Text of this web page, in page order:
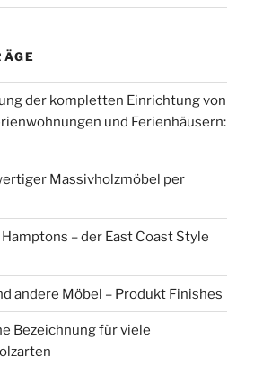
der kompletten Einrichtung von
und Ferienhäusern:
Massivholzmöbel per
– der East Coast Style
andere Möbel – Produkt Finishes
Bezeichnung für viele